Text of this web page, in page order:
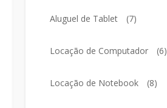
Aluguel de Tablet (7)
Locação de Computador (6)
Locação de Notebook (8)